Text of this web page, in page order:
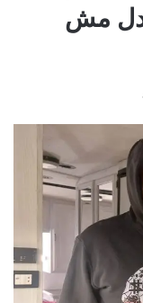
مش